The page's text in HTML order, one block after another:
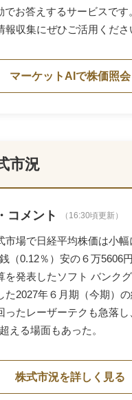
お答えするサービスです
報収集にぜひご活用くださ
マーケットAIで株価照会
市況
コメント （16:30頃更新）
市場で日経平均株価は小
（0.12％）安の６万5606
を発表したソフト バンク
た2027年６月期（今期）
ったレーザーテクも急落
える場面もあった。
株式市況を詳しく見る